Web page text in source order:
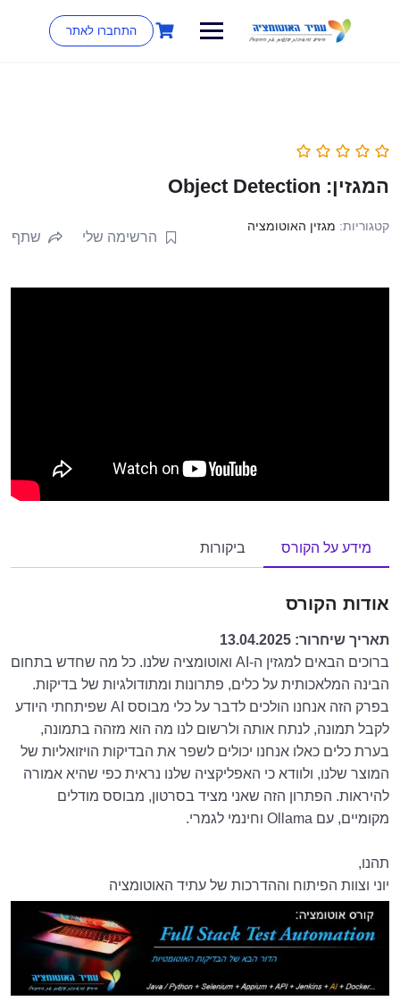
התחברו לאתר
המגזין: Object Detection
קטגוריות: מגזין האוטומציה
הרשימה שלי שתף
מידע על הקורס ביקורות
אודות הקורס
תאריך שיחרור: 13.04.2025
ברוכים הבאים למגזין ה-AI ואוטומציה שלנו. כל מה שחדש בתחום
הבינה המלאכותית על כלים, פתרונות ומתודולגיות של בדיקות.
בפרק הזה אנחנו הולכים לדבר על כלי מבוסס AI שפיתחתי היודע
לקבל תמונה, לנתח אותה ולרשום לנו מה הוא מזהה בתמונה,
בערת כלים כאלו אנחנו יכולים לשפר את הבדיקות הויזואליות של
המוצר שלנו, ולוודא כי האפליקציה שלנו נראית כפי שהיא אמורה
להיראות. הפתרון הזה שאני מציד בסרטון, מבוסס מודלים
מקומיים, עם Ollama וחינמי לגמרי.
תהנו,
יוני וצוות הפיתוח וההדרכות של עתיד האוטומציה